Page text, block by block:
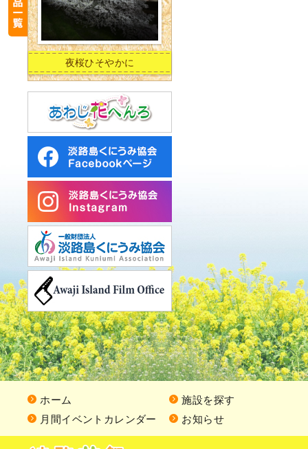
夜桜ひそやかに
ホーム
施設を探す
月間イベントカレンダー
お知らせ